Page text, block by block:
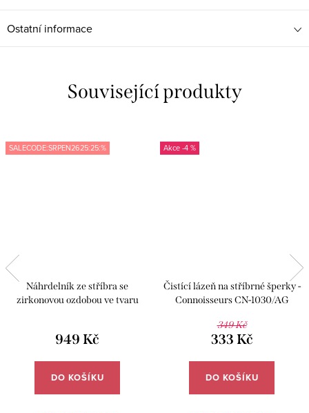
Ostatní informace
Související produkty
SALECODE:SRPEN2625:25:%
Náhrdelník ze stříbra se
zirkonovou ozdobou ve tvaru
949 Kč
DO KOŠÍKU
-4 %
Čistící lázeň na stříbrné šperky -
Connoisseurs CN-1030/AG
349 Kč
333 Kč
DO KOŠÍKU